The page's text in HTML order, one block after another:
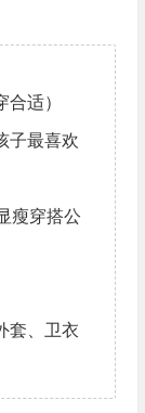
适）
子最喜欢
瘦穿搭公
套、卫衣